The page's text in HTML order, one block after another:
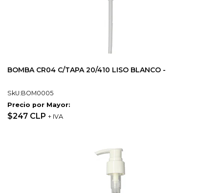
BOMBA CR04 C/TAPA 20/410 LISO BLANCO -
SkU:BOM0005
Precio por Mayor:
$247 CLP + IVA